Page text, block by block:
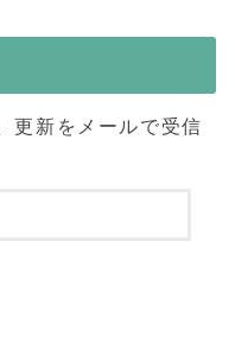
更新をメールで受信